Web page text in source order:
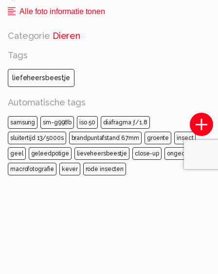
Alle foto informatie tonen
Categorie Dieren
Tags
liefeheersbeestje
Automatische tags
samsung sm-g998b iso 50 diafragma ƒ/1.8
sluitertijd 13/5000s brandpuntafstand 6.7mm groente insect
geel geleedpotige lieveheersbeestje close-up ongedierte
macrofotografie kever rode insecten